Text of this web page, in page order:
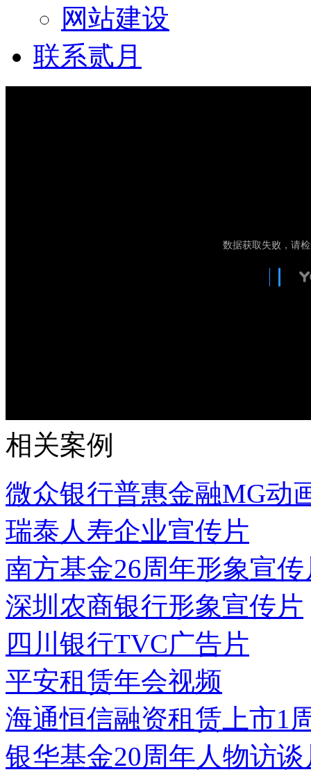
网站建设
联系贰月
相关案例
微众银行普惠金融MG动
瑞泰人寿企业宣传片
南方基金26周年形象宣传
深圳农商银行形象宣传片
四川银行TVC广告片
平安租赁年会视频
海通恒信融资租赁上市1
银华基金20周年人物访谈